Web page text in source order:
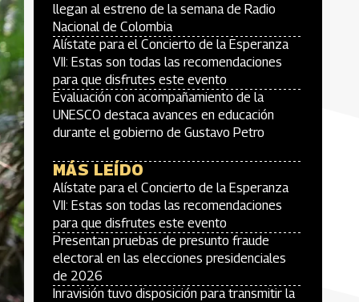
llegan al estreno de la semana de Radio
Nacional de Colombia
Alístate para el Concierto de la Esperanza
VII: Estas son todas las recomendaciones
para que disfrutes este evento
Evaluación con acompañamiento de la
UNESCO destaca avances en educación
durante el gobierno de Gustavo Petro
MÁS LEÍDO
Alístate para el Concierto de la Esperanza
VII: Estas son todas las recomendaciones
para que disfrutes este evento
Presentan pruebas de presunto fraude
electoral en las elecciones presidenciales
de 2026
Inravisión tuvo disposición para transmitir la